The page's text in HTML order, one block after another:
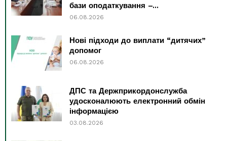
бази оподаткування –...
06.08.2026
Нові підходи до виплати “дитячих”
допомог
06.08.2026
ДПС та Держприкордонслужба
удосконалюють електронний обмін
інформацією
03.08.2026